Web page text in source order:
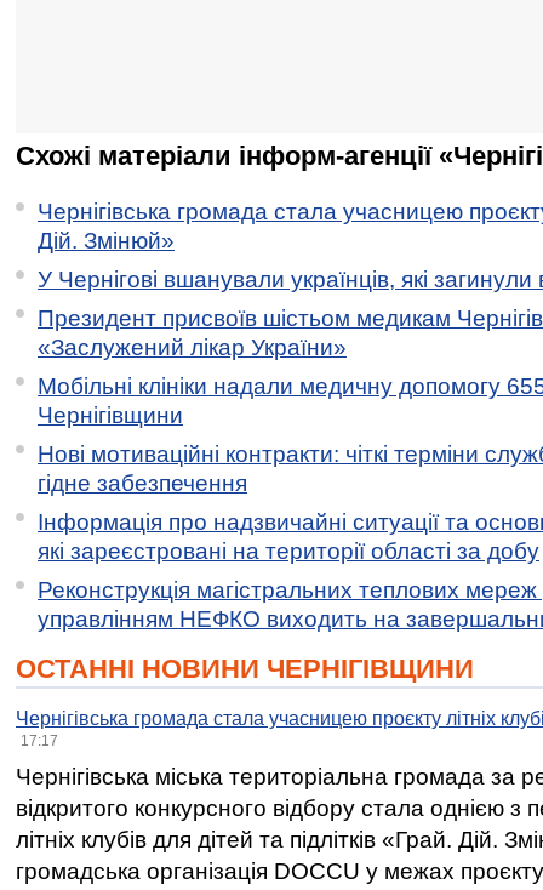
Схожі матеріали інформ-агенції
Чернігівська громада стала учасницею
Дій. Змінюй»
У Чернігові вшанували українців, які загинули
Президент присвоїв шістьом медикам
«Заслужений лікар України»
Мобільні клініки надали медичну допомогу
Чернігівщини
Нові мотиваційні контракти: чіткі терміни
гідне забезпечення
Інформація про надзвичайні ситуації та
які зареєстровані на території області за добу
Реконструкція магістральних теплових мереж
управлінням НЕФКО виходить на
ОСТАННІ НОВИНИ ЧЕРНІГІВЩИНИ
Чернігівська громада стала учасницею проєкту літніх
17:17
Чернігівська міська територіальна громада за
відкритого конкурсного відбору стала однією
літніх клубів для дітей та підлітків «Грай. Дій.
громадська організація DOCCU у межах